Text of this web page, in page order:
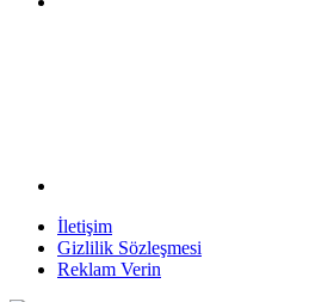
İletişim
Gizlilik Sözleşmesi
Reklam Verin